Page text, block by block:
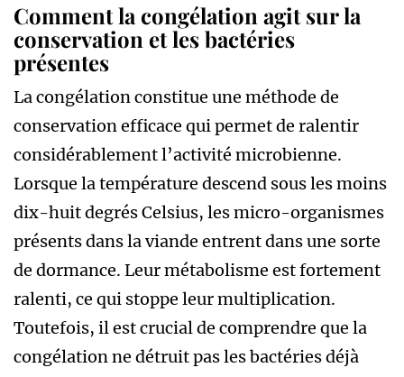
Comment la congélation agit sur la
conservation et les bactéries
présentes
La congélation constitue une méthode de
conservation efficace qui permet de ralentir
considérablement l’activité microbienne.
Lorsque la température descend sous les moins
dix-huit degrés Celsius, les micro-organismes
présents dans la viande entrent dans une sorte
de dormance. Leur métabolisme est fortement
ralenti, ce qui stoppe leur multiplication.
Toutefois, il est crucial de comprendre que la
congélation ne détruit pas les bactéries déjà